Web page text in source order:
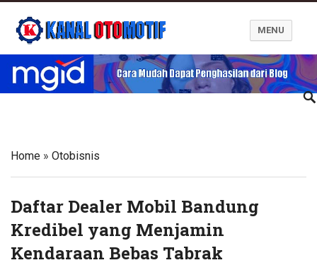
Blog Kanal Otomotif
MENU
Home » Otobisnis
Daftar Dealer Mobil Bandung
Kredibel yang Menjamin
Kendaraan Bebas Tabrak